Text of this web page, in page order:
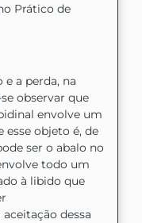
Prático de
a perda, na
observar que
envolve um
objeto é, de
ser o abalo no
todo um
à libido que
dessa